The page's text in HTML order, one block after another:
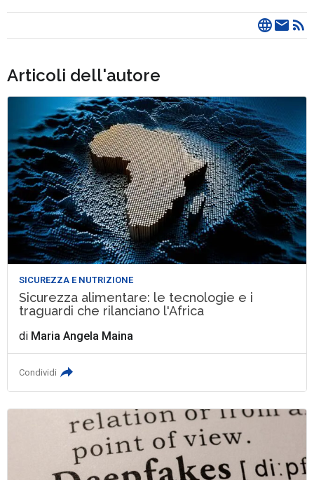
Articoli dell'autore
SICUREZZA E NUTRIZIONE
Sicurezza alimentare: le tecnologie e i
traguardi che rilanciano l'Africa
di Maria Angela Maina
Condividi